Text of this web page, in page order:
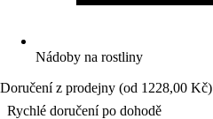
Nádoby na rostliny
Doručení z prodejny (od 1228,00 Kč)
Rychlé doručení po dohodě